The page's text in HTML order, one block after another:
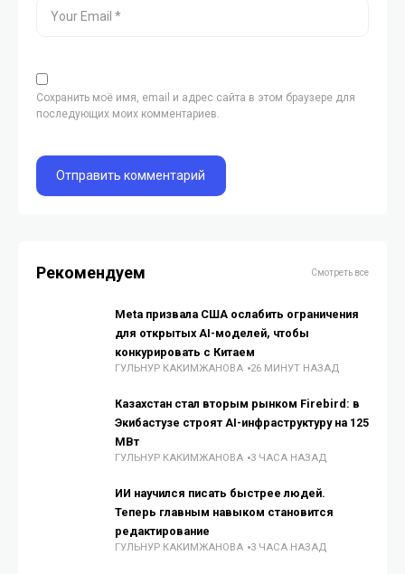
Сохранить моё имя, email и адрес сайта в этом браузере для
последующих моих комментариев.
Рекомендуем Смотреть все
Meta призвала США ослабить ограничения
для открытых AI-моделей, чтобы
конкурировать с Китаем
ГУЛЬНУР КАКИМЖАНОВА 26 МИНУТ НАЗАД
Казахстан стал вторым рынком Firebird: в
Экибастузе строят AI-инфраструктуру на 125
МВт
ГУЛЬНУР КАКИМЖАНОВА 3 ЧАСА НАЗАД
ИИ научился писать быстрее людей.
Теперь главным навыком становится
редактирование
ГУЛЬНУР КАКИМЖАНОВА 3 ЧАСА НАЗАД